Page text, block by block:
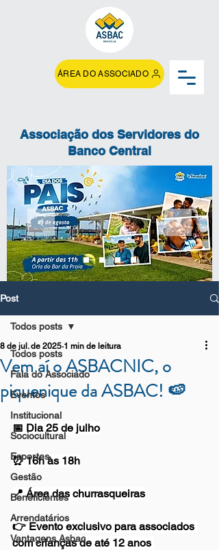
ÁREA DO ASSOCIADO
Associação dos Servidores do
Banco Central
Post
Todos posts
Fala do Associado
Eventos
Institucional
Sociocultural
Esportes
Gestão
Beneficientes
Arrendatários
Vantagens Asbac
Todos posts
Vem aí o ASBACNIC, o
piquenique da ASBAC! 🍉
8 de jul. de 2025 1 min de leitura
📅 Dia 25 de julho
⏰ 16h às 18h
📍 Área das churrasqueiras
👉 Evento exclusivo para associados
com crianças de até 12 anos